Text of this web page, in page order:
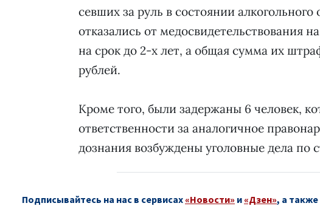
севших за руль в состоянии
отказались от медосвидетельствования
на срок до 2-х лет, а общая сумма их
рублей.
Кроме того, были задержаны 6 человек,
ответственности за аналогичное
дознания возбуждены уголовные дела по
Подписывайтесь на нас в сервисах «Новости» и «Дзен», а также